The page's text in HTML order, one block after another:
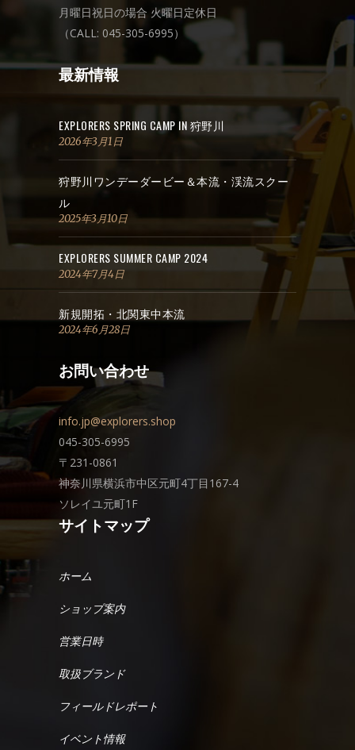
月曜日祝日の場合 火曜日定休日
（CALL: 045-305-6995）
最新情報
EXPLORERS SPRING CAMP IN 狩野川
2026年3月1日
狩野川ワンデーダービー＆本流・渓流スクー
ル
2025年3月10日
EXPLORERS SUMMER CAMP 2024
2024年7月4日
新規開拓・北関東中本流
2024年6月28日
お問い合わせ
info.jp@explorers.shop
045-305-6995
〒231-0861
神奈川県横浜市中区元町4丁目167-4
ソレイユ元町1F
サイトマップ
ホーム
ショップ案内
営業日時
取扱ブランド
フィールドレポート
イベント情報